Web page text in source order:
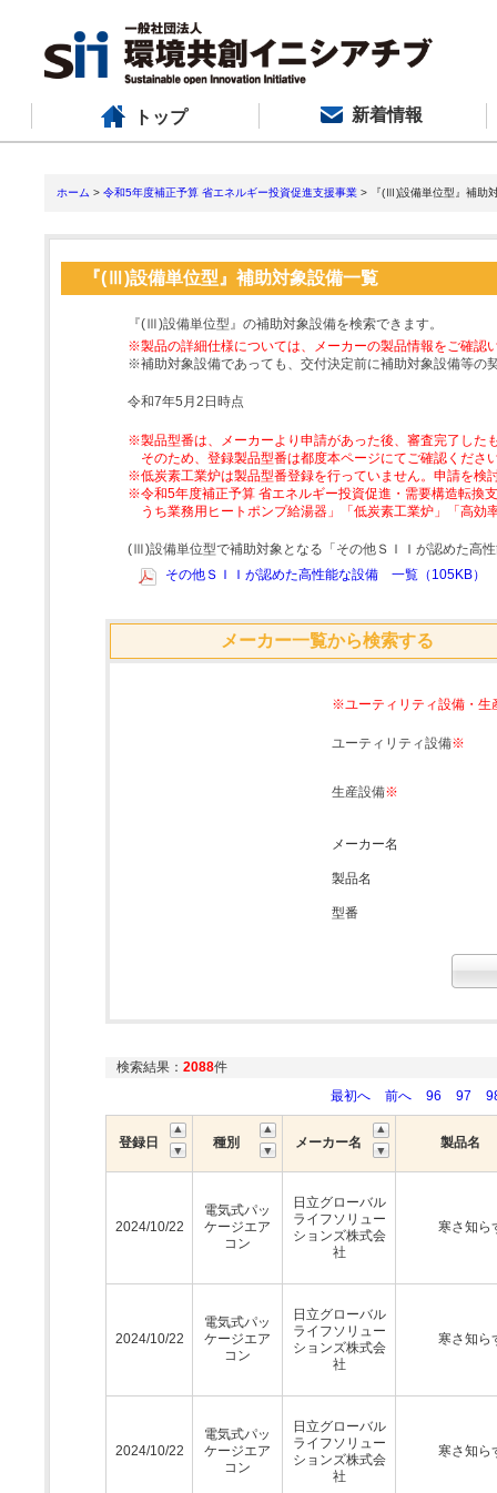
トップ 新着情報
ホーム > 令和5年度補正予算 省エネルギー投資促進支援事業 > 『(Ⅲ)設備単位型』補助
『(Ⅲ)設備単位型』補助対象設備一覧
『(Ⅲ)設備単位型』の補助対象設備を検索できます。
※製品の詳細仕様については、メーカーの製品情報をご確認
※補助対象設備であっても、交付決定前に補助対象設備等の
令和7年5月2日時点
※製品型番は、メーカーより申請があった後、審査完了した
そのため、登録製品型番は都度本ページにてご確認くださ
※低炭素工業炉は製品型番登録を行っていません。申請を検
※令和5年度補正予算 省エネルギー投資促進・需要構造転換
うち業務用ヒートポンプ給湯器」「低炭素工業炉」「高
(Ⅲ)設備単位型で補助対象となる「その他ＳＩＩが認めた高
その他ＳＩＩが認めた高性能な設備 一覧（105KB）
メーカー一覧から検索する
※ユーティリティ設備・生
ユーティリティ設備※
生産設備※
メーカー名
製品名
型番
検索結果： 2088件
最初へ
前へ 96 97
登録日 種別 メーカー名 製品名
2024/10/22
電気式パッ
ケージエア
コン
日立グローバル
ライフソリュー
ションズ株式会
社
寒さ知ら
2024/10/22
電気式パッ
ケージエア
コン
日立グローバル
ライフソリュー
ションズ株式会
社
寒さ知ら
2024/10/22
電気式パッ
ケージエア
コン
日立グローバル
ライフソリュー
ションズ株式会
社
寒さ知ら